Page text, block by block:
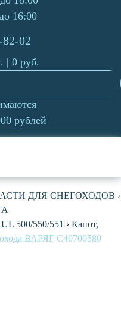
16:00
82-02
| 0руб.
рублей
ДЛЯ СНЕГОХОДОВ ›
500/550/551 › Капот,
ВАРЯГ C40700580